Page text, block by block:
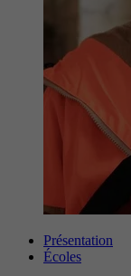
Présentation
Écoles